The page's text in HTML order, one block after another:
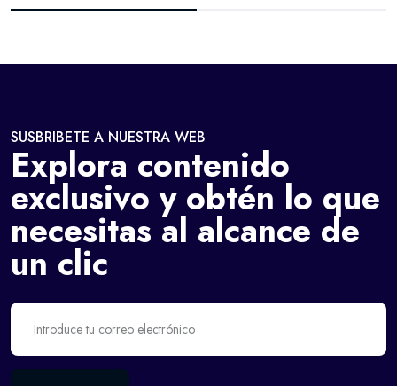
SUSBRIBETE A NUESTRA WEB
Explora contenido
exclusivo y obtén lo que
necesitas al alcance de
un clic